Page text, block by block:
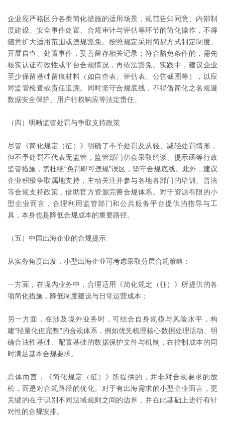
企业应严格区分各类简化措施的适用场景，规范告知同意、内部制
度建设、安全事件处置、合规审计与评估等环节的简化操作，不得
随意扩大适用范围或违规豁免。按照规定采用简易方式制定制度、
开展自查、处置事件，妥善留存相关记录；符合豁免条件的，需先
核实认证有效性或平台合规情况，再依法豁免。实践中，建议企业
至少保留基础留痕材料（如自查表、评估表、公告截图等），以应
对监管检查或责任追溯。同时坚守合规底线，不得借简化之名规避
数据安全保护、用户行权响应等法定责任。
（四）明晰监管处罚与争取支持政策
尽管《简化规定（征）》明确了不予处罚及从轻、减轻处罚情形，
但不予处罚不代表无监管，监管部门仍会采取约谈、提示函等行政
监管措施，需杜绝“免罚即可违规”误区，坚守合规底线。此外，建议
企业积极争取属地支持，主动关注并参与各地各部门的培训、普法
等合规支持政策，借助官方资源完善合规体系。对于资源有限的小
型企业而言，合理利用监管部门和公共服务平台提供的指导与工
具，本身也是降低合规成本的重要路径。
（五）中国出海企业的合规提示
从实务角度出发，小型出海企业可考虑采取分层合规策略：
一方面，在境内业务中，合理适用《简化规定（征）》所提供的各
项简化措施，降低制度建设与日常运营成本；
另一方面，在涉及境外业务时，可结合自身规模与风险水平，构
建“轻量化但完整”的合规体系，例如优先梳理核心数据处理活动、明
确合法性基础、配置基础的数据保护文件与机制，在控制成本的同
时满足基本合规要求。
总体而言，《简化规定（征）》所提供的，并非对合规要求的放
松，而是对合规路径的优化。对于有出海需求的小型企业而言，更
关键的在于识别不同法域规则之间的边界，并在此基础上进行有针
对性的合规安排。